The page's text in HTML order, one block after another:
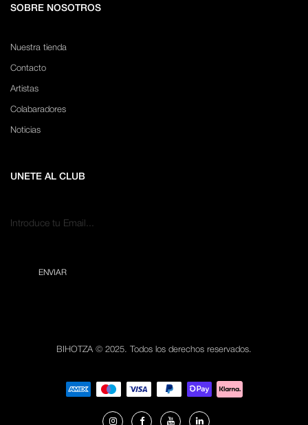
SOBRE NOSOTROS
Nuestra tienda
Contacto
Artistas
Colabaradores
Noticias
UNETE AL CLUB
BIHOTZA © 2025. Todos los derechos reservados.